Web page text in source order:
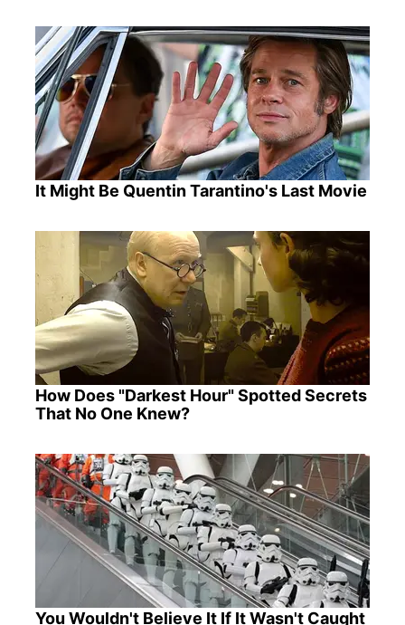
It Might Be Quentin Tarantino's Last Movie
How Does "Darkest Hour" Spotted Secrets
That No One Knew?
You Wouldn't Believe It If It Wasn't Caught